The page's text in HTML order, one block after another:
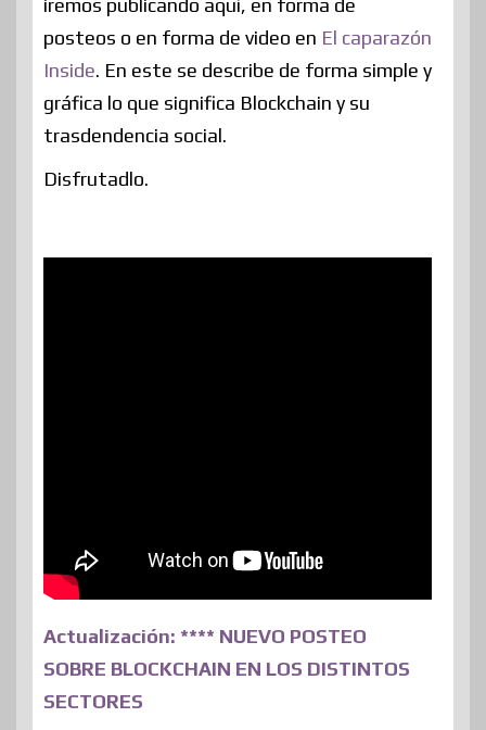
iremos publicando aquí, en forma de
posteos o en forma de video en El caparazón
Inside. En este se describe de forma simple y
gráfica lo que significa Blockchain y su
trasdendencia social.
Disfrutadlo.
Actualización: **** NUEVO POSTEO
SOBRE BLOCKCHAIN EN LOS DISTINTOS
SECTORES